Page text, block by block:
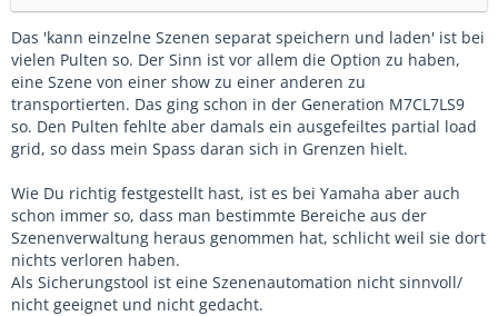
Das 'kann einzelne Szenen separat speichern und laden' ist bei
vielen Pulten so. Der Sinn ist vor allem die Option zu haben,
eine Szene von einer show zu einer anderen zu
transportierten. Das ging schon in der Generation M7CL7LS9
so. Den Pulten fehlte aber damals ein ausgefeiltes partial load
grid, so dass mein Spass daran sich in Grenzen hielt.
Wie Du richtig festgestellt hast, ist es bei Yamaha aber auch
schon immer so, dass man bestimmte Bereiche aus der
Szenenverwaltung heraus genommen hat, schlicht weil sie dort
nichts verloren haben.
Als Sicherungstool ist eine Szenenautomation nicht sinnvoll/
nicht geeignet und nicht gedacht.